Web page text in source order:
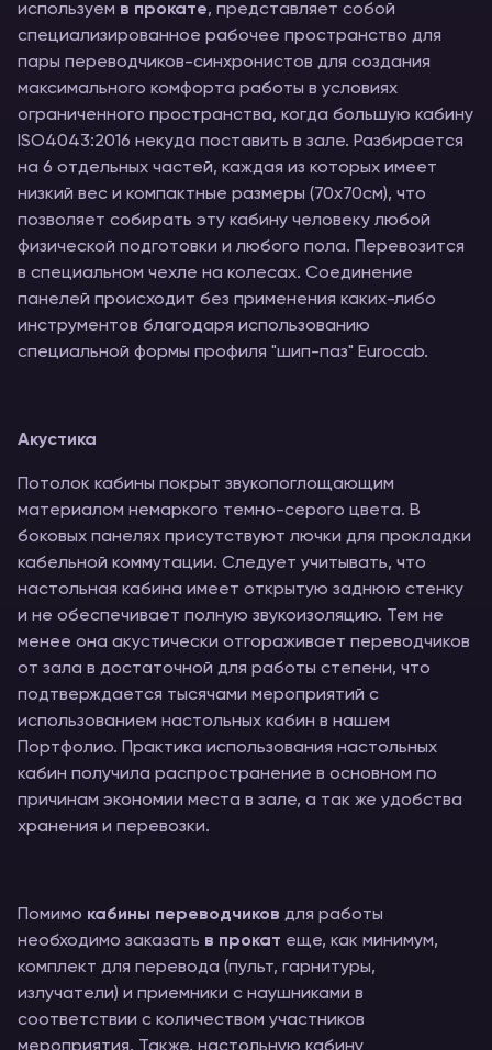
используем в прокате, представляет собой
специализированное рабочее пространство для
пары переводчиков-синхронистов для создания
максимального комфорта работы в условиях
ограниченного пространства, когда большую кабину
ISO4043:2016 некуда поставить в зале. Разбирается
на 6 отдельных частей, каждая из которых имеет
низкий вес и компактные размеры (70х70см), что
позволяет собирать эту кабину человеку любой
физической подготовки и любого пола. Перевозится
в специальном чехле на колесах. Соединение
панелей происходит без применения каких-либо
инструментов благодаря использованию
специальной формы профиля "шип-паз" Eurocab.
Акустика
Потолок кабины покрыт звукопоглощающим
материалом немаркого темно-серого цвета. В
боковых панелях присутствуют лючки для прокладки
кабельной коммутации. Следует учитывать, что
настольная кабина имеет открытую заднюю стенку
и не обеспечивает полную звукоизоляцию. Тем не
менее она акустически отгораживает переводчиков
от зала в достаточной для работы степени, что
подтверждается тысячами мероприятий с
использованием настольных кабин в нашем
Портфолио. Практика использования настольных
кабин получила распространение в основном по
причинам экономии места в зале, а так же удобства
хранения и перевозки.
Помимо кабины переводчиков для работы
необходимо заказать в прокат еще, как минимум,
комплект для перевода (пульт, гарнитуры,
излучатели) и приемники с наушниками в
соответствии с количеством участников